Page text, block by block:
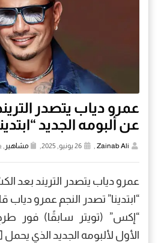
عمرو دياب يتصدر
عن ألبومه الجديد
Zainab Ali
, مشاهير ,
عمرو دياب يتصدر التريند بعد
“ابتدينا” تصدر النجم عمرو دياب
“إكس” (تويتر سابقًا) فور
الأول لألبومه الجديد الذي يحمل